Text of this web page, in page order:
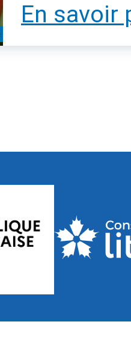
En savoir